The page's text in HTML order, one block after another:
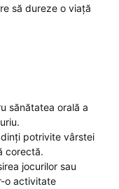
să dureze o viață
sănătatea orală a
potrivite vârstei
corectă.
jocurilor sau
o activitate